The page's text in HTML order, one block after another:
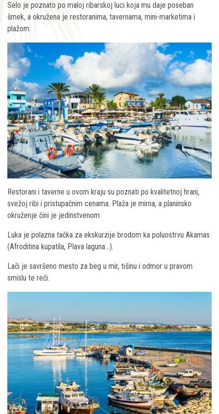
Selo je poznato po maloj ribarskoj luci koja mu daje poseban
šmek, a okružena je restoranima, tavernama, mini-marketima i
plažom.
Restorani i taverne u ovom kraju su poznati po kvalitetnoj hrani,
svežoj ribi i pristupačnim cenama. Plaža je mirna, a planinsko
okruženje čini je jedinstvenom.
Luka je polazna tačka za ekskurzije brodom ka poluostrvu Akamas
(Afroditina kupatila, Plava laguna…).
Lači je savršeno mesto za beg u mir, tišinu i odmor u pravom
smislu te reči.